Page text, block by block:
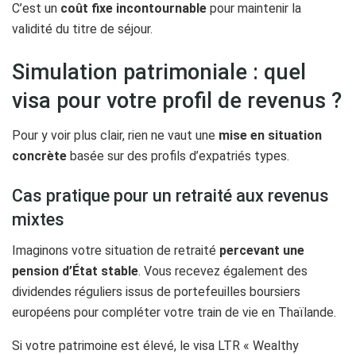
C’est un coût fixe incontournable pour maintenir la
validité du titre de séjour.
Simulation patrimoniale : quel
visa pour votre profil de revenus ?
Pour y voir plus clair, rien ne vaut une mise en situation
concrète basée sur des profils d’expatriés types.
Cas pratique pour un retraité aux revenus
mixtes
Imaginons votre situation de retraité percevant une
pension d’État stable. Vous recevez également des
dividendes réguliers issus de portefeuilles boursiers
européens pour compléter votre train de vie en Thaïlande.
Si votre patrimoine est élevé, le visa LTR « Wealthy